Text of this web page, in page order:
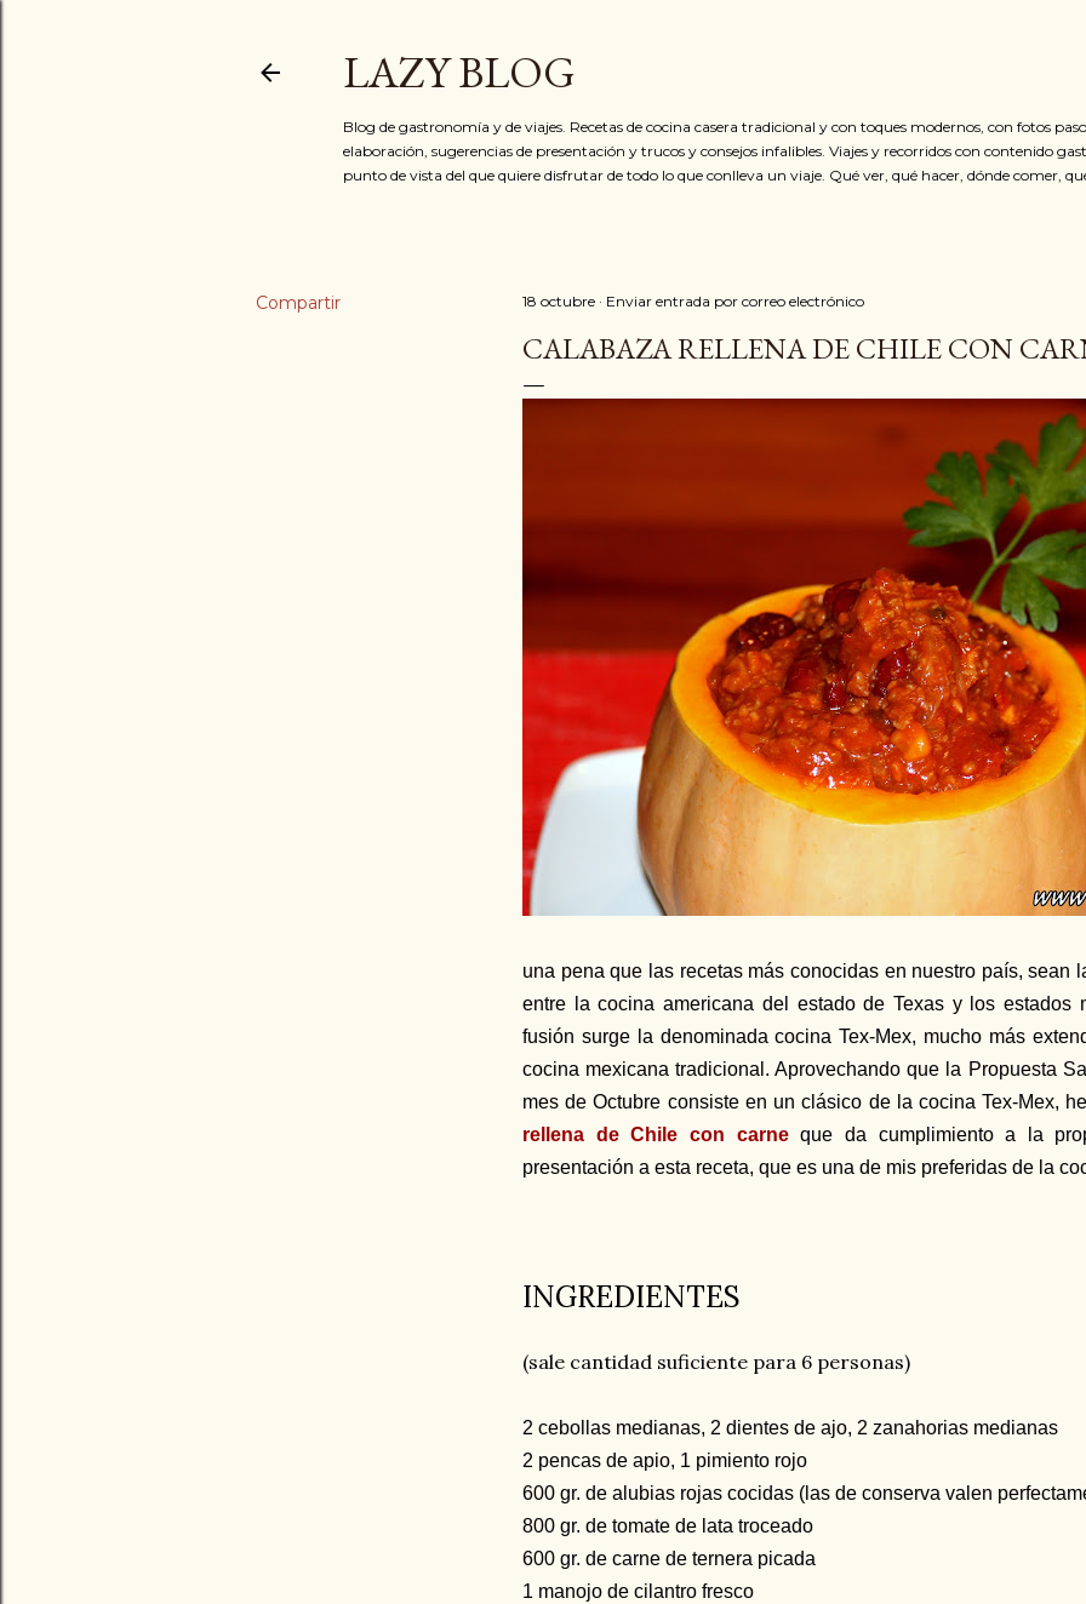
LAZY BLOG
Blog de gastronomía y de viajes. Recetas de cocina casera tradicional y con toques modernos, con fotos
elaboración, sugerencias de presentación y trucos y consejos infalibles. Viajes y recorridos con contenido
punto de vista del que quiere disfrutar de todo lo que conlleva un viaje. Qué ver, qué hacer, dónde comer,
Compartir 18 octubre Enviar entrada por correo electrónico
CALABAZA RELLENA DE CHILE CON
una pena que las recetas más conocidas en nuestro país, sean
entre la cocina americana del estado de Texas y los estados
fusión surge la denominada cocina Tex-Mex, mucho más
cocina mexicana tradicional. Aprovechando que la Propuesta
mes de Octubre consiste en un clásico de la cocina Tex-Mex,
rellena de Chile con carneque da cumplimiento a la
presentación a esta receta, que es una de mis preferidas de la
INGREDIENTES
(sale cantidad suficiente para 6 personas)
2 cebollas medianas, 2 dientes de ajo, 2 zanahorias medianas
2 pencas de apio, 1 pimiento rojo
600 gr. de alubias rojas cocidas (las de conserva valen
800 gr. de tomate de lata troceado
600 gr. de carne de ternera picada
1 manojo de cilantro fresco